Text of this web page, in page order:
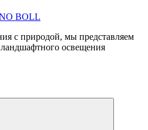
BOLL
с природой, мы представляем
освещения